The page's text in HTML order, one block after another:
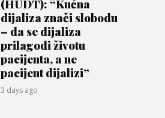
(HUDT): “Kućna
dijaliza znači slobodu
– da se dijaliza
prilagodi životu
pacijenta, a ne
pacijent dijalizi”
3 days ago